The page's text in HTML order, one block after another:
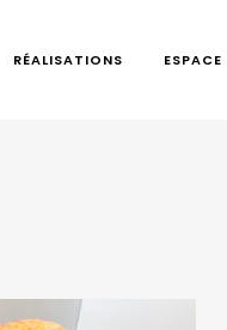
RÉALISATIONS ESPACE